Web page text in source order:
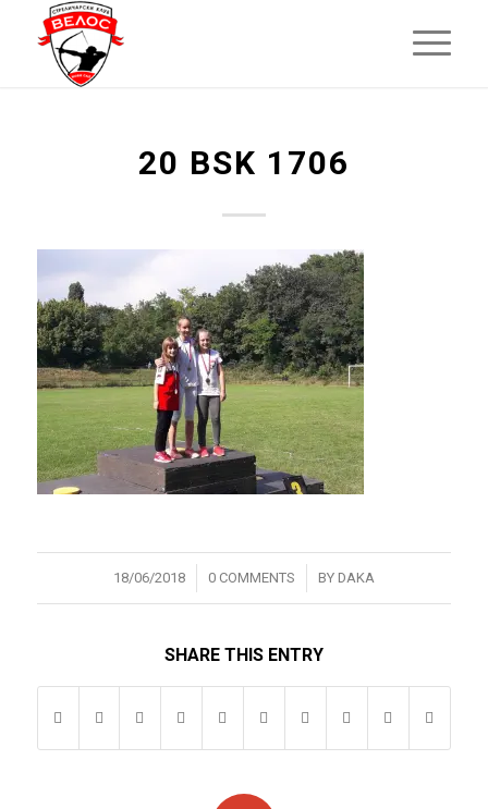
20 BSK 1706
18/06/2018
/ 0 COMMENTS
/ BY DAKA
SHARE THIS ENTRY